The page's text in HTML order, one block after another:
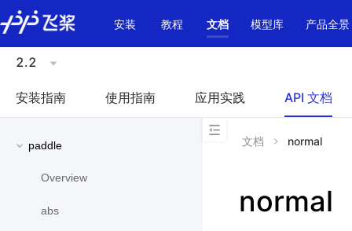
\u200E
安装
教程 文档 模型库 产品全景
2.2
安装指南 使用指南 应用实践 API 文档
paddle
Overview
abs
文档 normal
normal